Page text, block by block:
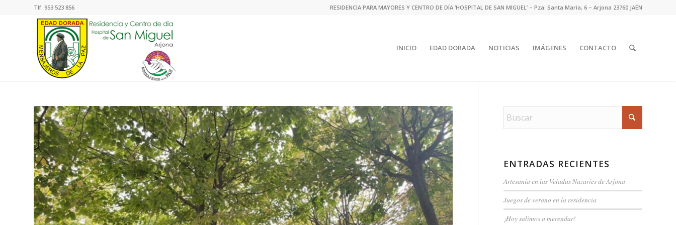
RESIDENCIA PARA MAYORES Y CENTRO DE DÍA ‘HOSPITAL DE SAN MIGUEL’ – Pza. Santa María, 6 – Arjona 23760 JAÉN
Tlf. 953 523 856
INICIO EDAD DORADA NOTICIAS IMÁGENES CONTACTO
ENTRADAS RECIENTES
Artesanía en las Veladas Nazaríes de Arjona
Juegos de verano en la residencia
¡Hoy salimos a merendar!